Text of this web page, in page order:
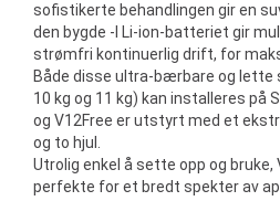
sofistikerte behandlingen gir en
den bygde -I Li-ion-batteriet gir
strømfri kontinuerlig drift, for
Både disse ultra-bærbare og lette
10 kg og 11 kg) kan installeres
og V12Free er utstyrt med et
og to hjul.
Utrolig enkel å sette opp og
perfekte for et bredt spekter av